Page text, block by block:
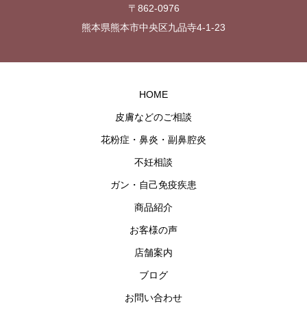
〒862-0976
熊本県熊本市中央区九品寺4-1-23
HOME
皮膚などのご相談
花粉症・鼻炎・副鼻腔炎
不妊相談
ガン・自己免疫疾患
商品紹介
お客様の声
店舗案内
ブログ
お問い合わせ